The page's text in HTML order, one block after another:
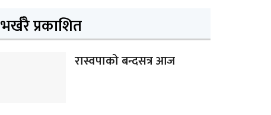
भर्खरै प्रकाशित
रास्वपाको बन्दसत्र आज